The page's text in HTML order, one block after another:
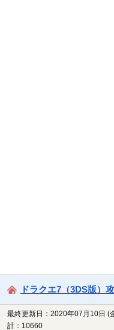
ドラクエ7（3DS版）
最終更新日：2020年07月10日 (
計：10660